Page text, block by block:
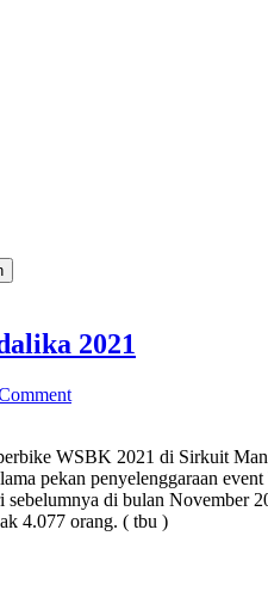
2021
on
Mandalika
2021
WSBK 2021 di Sirkuit
pekan penyelenggaraan
sebelumnya di bulan November
4.077 orang. ( tbu )